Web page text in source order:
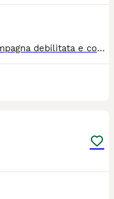
Alice 6/7 mesi Trovata a vagabondare in campagna debilitata e con febbre alta. Adesso sta bene e presto potrà andare a casa. Socievole, dolcissima molto affettuosa. Va d’accordo con cani e gatti. Per lei si cerca famiglia con pazienza ed esperienza. È una cucciola vivace che va educata. Scrivete un breve messaggio di presentazione ( nome - età - città- esperienza con i cani - tempi da dedicare a lei)